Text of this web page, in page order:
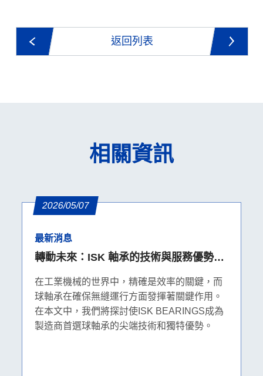
返回列表
相關資訊
2026/05/07
最新消息
轉動未來：ISK 軸承的技術與服務優勢，
盾
在工業機械的世界中，精確是效率的關鍵，而
球軸承在確保無縫運行方面發揮著關鍵作用。
在本文中，我們將探討使ISK BEARINGS成為
製造商首選球軸承的尖端技術和獨特優勢。